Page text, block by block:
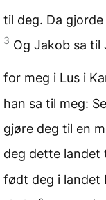
til deg. Da
3 Og Jakob sa til
for meg i Lus i
han sa til meg:
gjøre deg til en
deg dette landet
født deg i landet